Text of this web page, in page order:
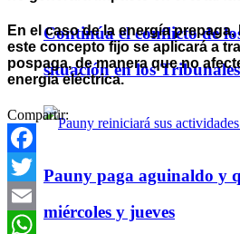
Continúa el conflicto de
situación en los
Pauny paga aguinaldo y
miércoles y jueves
En el caso de la energía
este concepto fijo se aplicará a
pospaga, de manera que no
energía eléctrica.
Compartir:
Facebook
Twitter
Email